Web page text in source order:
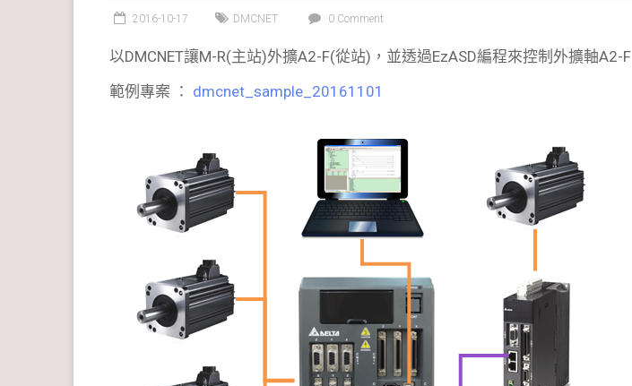
2016-10-17 DMCNET 0 Comment
以DMCNET讓M-R(主站)外擴A2-F(從站)，並透過EzASD編程來控制外擴軸A2-F
範例專案 ： dmcnet_sample_20161101